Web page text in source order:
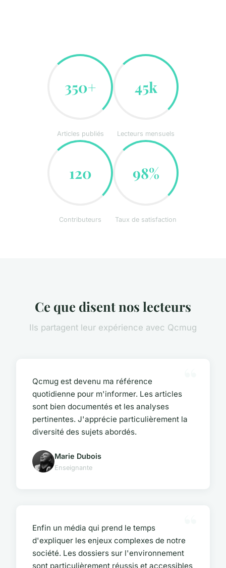
350+
Articles publiés
45k
Lecteurs mensuels
120
Contributeurs
98%
Taux de satisfaction
Ce que disent nos lecteurs
Ils partagent leur expérience avec Qcmug
Qcmug est devenu ma référence
quotidienne pour m'informer. Les articles
sont bien documentés et les analyses
pertinentes. J'apprécie particulièrement la
diversité des sujets abordés.
Marie Dubois
Enseignante
Enfin un média qui prend le temps
d'expliquer les enjeux complexes de notre
société. Les dossiers sur l'environnement
sont particulièrement réussis et accessibles